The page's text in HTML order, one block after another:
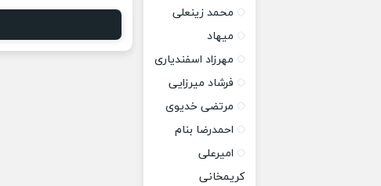
محمد زینعلی
میهاد
مهرزاد اسفندیاری
فرشاد میرزایی
مرتضی خدیوی
احمدرضا بنام
امیرعلی
کریمخانی